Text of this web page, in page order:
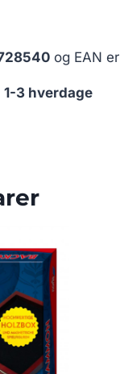
og EAN er
1-3 hverdage